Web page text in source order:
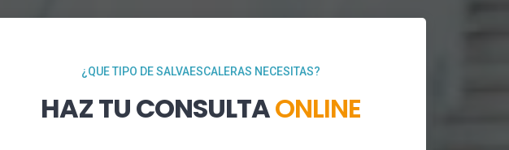
¿QUE TIPO DE SALVAESCALERAS NECESITAS?
HAZ TU CONSULTAONLINE